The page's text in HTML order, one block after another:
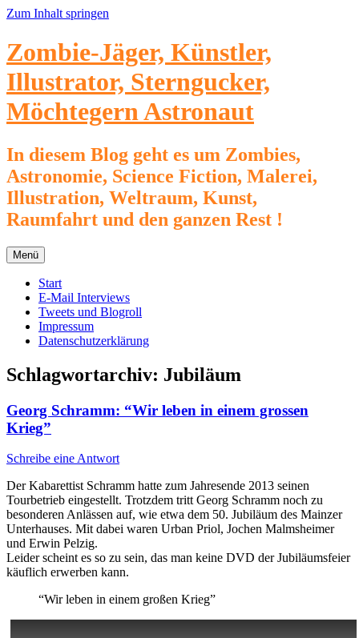
Zum Inhalt springen
Zombie-Jäger, Künstler,
Illustrator, Sterngucker,
Möchtegern Astronaut
In diesem Blog geht es um Zombies,
Astronomie, Science Fiction, Malerei,
Illustration, Weltraum, Kunst,
Raumfahrt und den ganzen Rest !
Menü
Start
E-Mail Interviews
Tweets und Blogroll
Impressum
Datenschutzerklärung
Schlagwortarchiv: Jubiläum
Georg Schramm: “Wir leben in einem grossen
Krieg”
Schreibe eine Antwort
Der Kabarettist Schramm hatte zum Jahresende 2013 seinen
Tourbetrieb eingestellt. Trotzdem tritt Georg Schramm noch zu
besonderen Anlässen auf, wie etwa dem 50. Jubiläum des Mainzer
Unterhauses. Mit dabei waren Urban Priol, Jochen Malmsheimer
und Erwin Pelzig.
Leider scheint es so zu sein, das man keine DVD der Jubiläumsfeier
käuflich erwerben kann.
“Wir leben in einem großen Krieg”